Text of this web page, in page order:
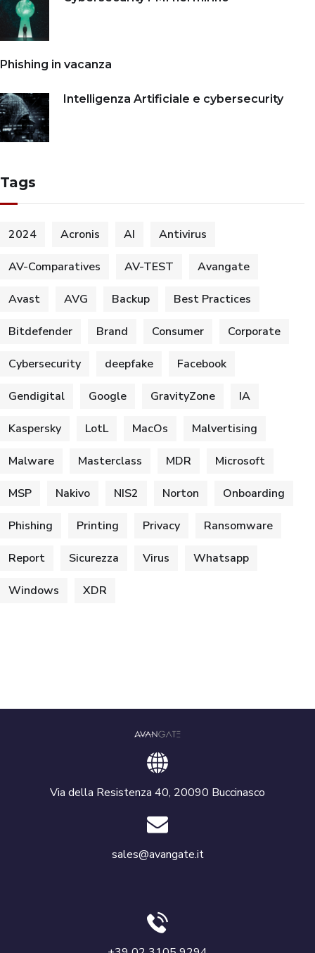
Phishing in vacanza
Intelligenza Artificiale e cybersecurity
Tags
2024 Acronis AI Antivirus
AV-Comparatives AV-TEST Avangate
Avast AVG Backup Best Practices
Bitdefender Brand Consumer Corporate
Cybersecurity deepfake Facebook
Gendigital Google GravityZone IA
Kaspersky LotL MacOs Malvertising
Malware Masterclass MDR Microsoft
MSP Nakivo NIS2 Norton Onboarding
Phishing Printing Privacy Ransomware
Report Sicurezza Virus Whatsapp
Windows XDR
Via della Resistenza 40, 20090 Buccinasco
sales@avangate.it